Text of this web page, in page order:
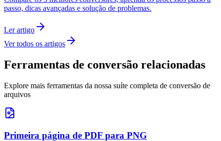
passo, dicas avançadas e solução de problemas.
Ler artigo
Ver todos os artigos
Ferramentas de conversão relacionadas
Explore mais ferramentas da nossa suíte completa de conversão de
arquivos
Primeira página de PDF para PNG